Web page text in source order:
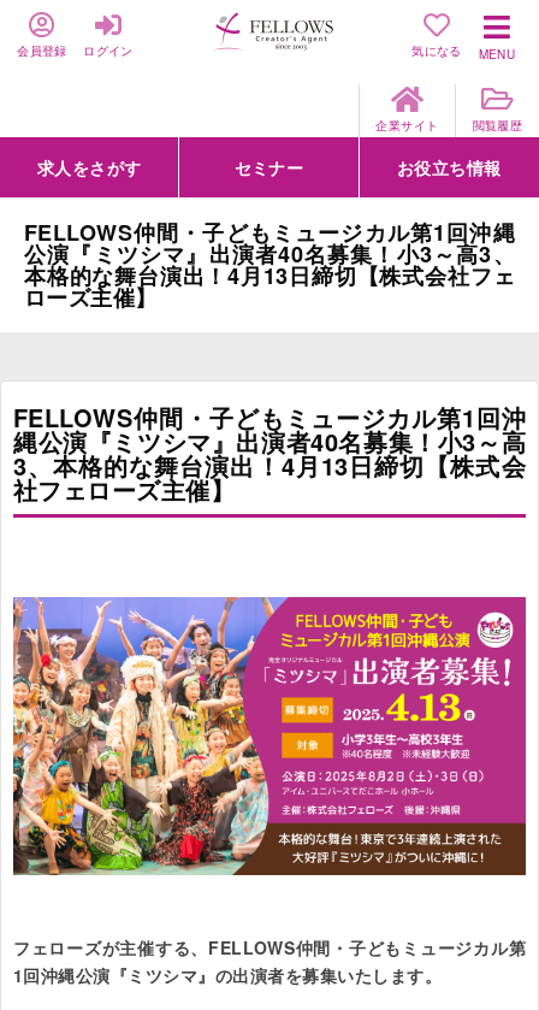
会員登録 ログイン 気になる MENU
企業サイト 閲覧履歴
求人をさがす
詳細条件からさがす
求人特集からさがす
セミナー
セミナーをさがす
クリエイティブNEXT
クリエイターズファーム
e-ラーニング
Fellows Creative Academy
企業研修
お役立ち情報
お役立ち情報一覧
聞くは一時、聞かぬは一生
クリエイターのお仕事図鑑
クリエイターの声
Q&A
企業様向けお役立ち情報
FELLOWS仲間・子どもミュージカル第1回沖縄
公演『ミツシマ』出演者40名募集！小3～高3、
本格的な舞台演出！4月13日締切【株式会社フェ
ローズ主催】
FELLOWS仲間・子どもミュージカル第1回沖
縄公演『ミツシマ』出演者40名募集！小3～高
3、本格的な舞台演出！4月13日締切【株式会
社フェローズ主催】
フェローズが主催する、FELLOWS仲間・子どもミュージカル第
1回沖縄公演『ミツシマ』の出演者を募集いたします。